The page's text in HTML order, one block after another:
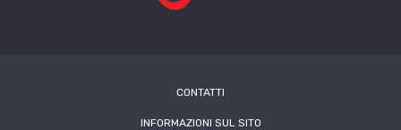
CONTATTI
INFORMAZIONI SUL SITO